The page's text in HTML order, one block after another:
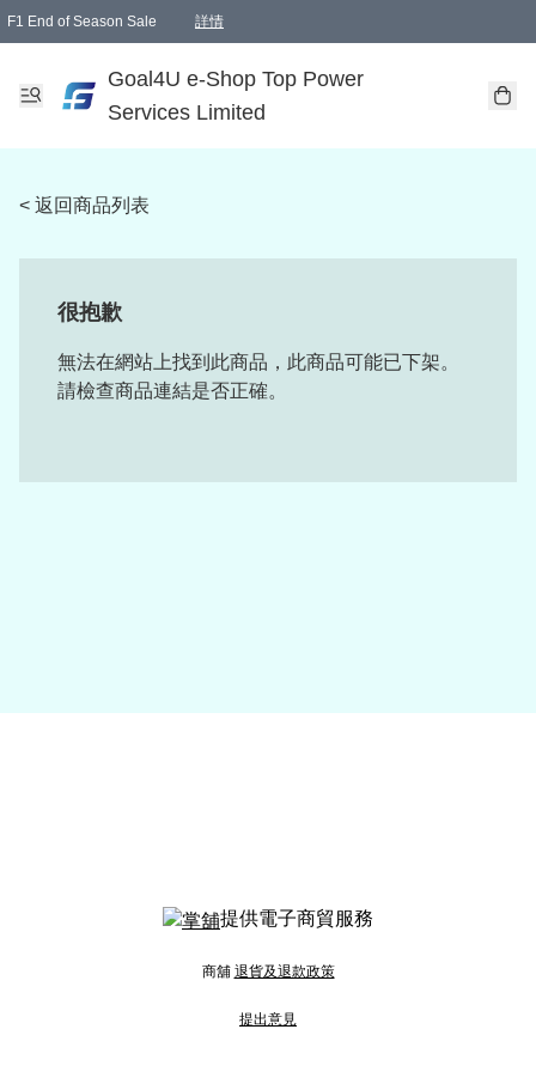
F1 End of Season Sale 詳情
Goal4U e-Shop Top Power
Services Limited
< 返回商品列表
很抱歉
無法在網站上找到此商品，此商品可能已下架。
請檢查商品連結是否正確。
提供電子商貿服務
商舖 退貨及退款政策
提出意見